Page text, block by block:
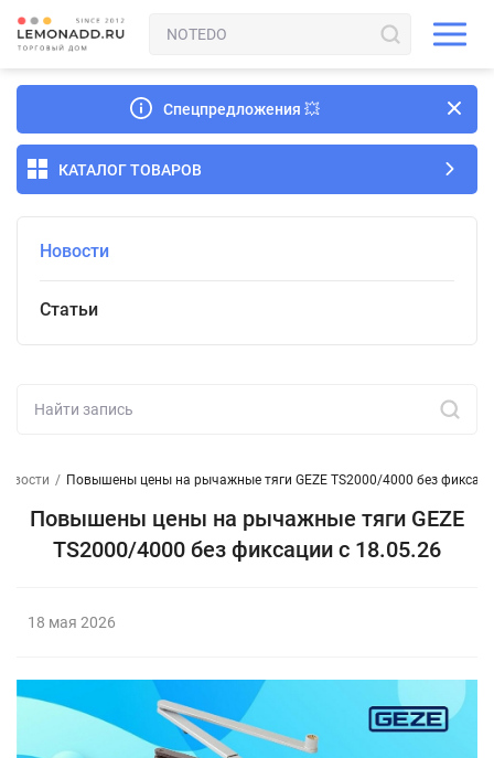
Спецпредложения 💥
КАТАЛОГ ТОВАРОВ
Новости
Статьи
/ Повышены цены на рычажные тяги GEZE TS2000/4000 без
Повышены цены на рычажные тяги GEZE
TS2000/4000 без фиксации с 18.05.26
18 мая 2026